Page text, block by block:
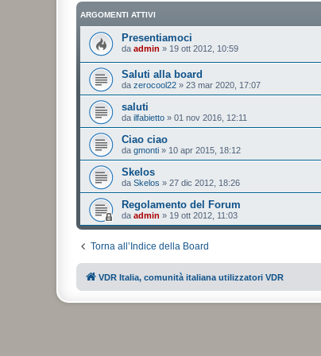
ARGOMENTI ATTIVI
Presentiamoci
da admin » 19 ott 2012, 10:59
Saluti alla board
da zerocool22 » 23 mar 2020, 17:07
saluti
da ilfabietto » 01 nov 2016, 12:11
Ciao ciao
da gmonti » 10 apr 2015, 18:12
Skelos
da Skelos » 27 dic 2012, 18:26
Regolamento del Forum
da admin » 19 ott 2012, 11:03
Torna all’Indice della Board
VDR Italia, comunità italiana utilizzatori VDR